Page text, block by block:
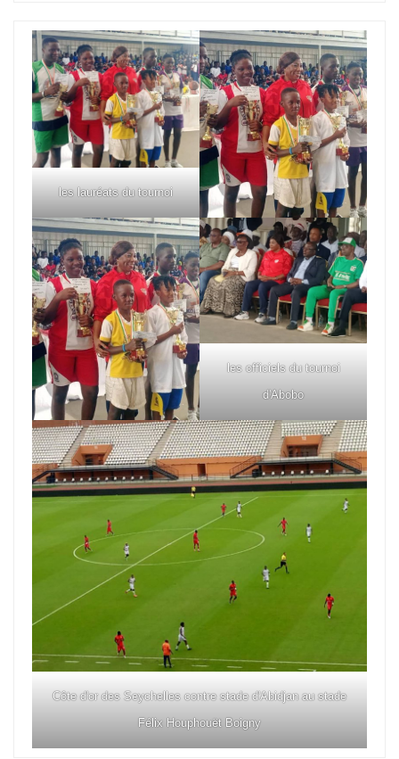
les lauréats du tournoi
les officiels du tournoi
d'Abobo
Côte d'or des Seychelles contre stade d'Abidjan au stade
Félix Houphouët Boigny